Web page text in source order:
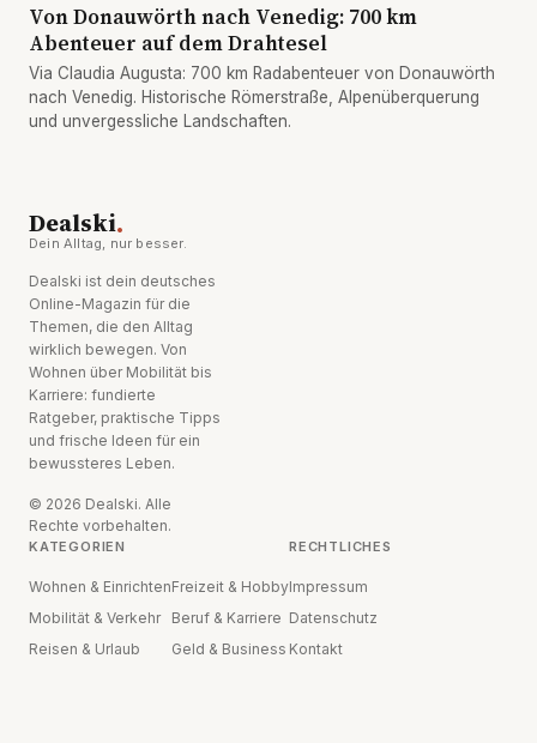
Von Donauwörth nach Venedig: 700 km
Abenteuer auf dem Drahtesel
Via Claudia Augusta: 700 km Radabenteuer von Donauwörth
nach Venedig. Historische Römerstraße, Alpenüberquerung
und unvergessliche Landschaften.
Dealski.
Dein Alltag, nur besser.
Dealski ist dein deutsches
Online-Magazin für die
Themen, die den Alltag
wirklich bewegen. Von
Wohnen über Mobilität bis
Karriere: fundierte
Ratgeber, praktische Tipps
und frische Ideen für ein
bewussteres Leben.
© 2026 Dealski. Alle
Rechte vorbehalten.
KATEGORIEN
Wohnen & Einrichten
Mobilität & Verkehr
Reisen & Urlaub
Freizeit & Hobby
Beruf & Karriere
Geld & Business
RECHTLICHES
Impressum
Datenschutz
Kontakt